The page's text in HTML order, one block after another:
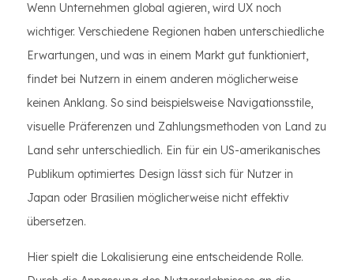
Wenn Unternehmen global agieren, wird UX noch
wichtiger. Verschiedene Regionen haben unterschiedliche
Erwartungen, und was in einem Markt gut funktioniert,
findet bei Nutzern in einem anderen möglicherweise
keinen Anklang. So sind beispielsweise Navigationsstile,
visuelle Präferenzen und Zahlungsmethoden von Land zu
Land sehr unterschiedlich. Ein für ein US-amerikanisches
Publikum optimiertes Design lässt sich für Nutzer in
Japan oder Brasilien möglicherweise nicht effektiv
übersetzen.
Hier spielt die Lokalisierung eine entscheidende Rolle.